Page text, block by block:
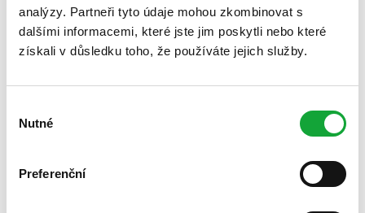
analýzy. Partneři tyto údaje mohou zkombinovat s
dalšími informacemi, které jste jim poskytli nebo které
získali v důsledku toho, že používáte jejich služby.
souhlasu
Nutné
Preferenční